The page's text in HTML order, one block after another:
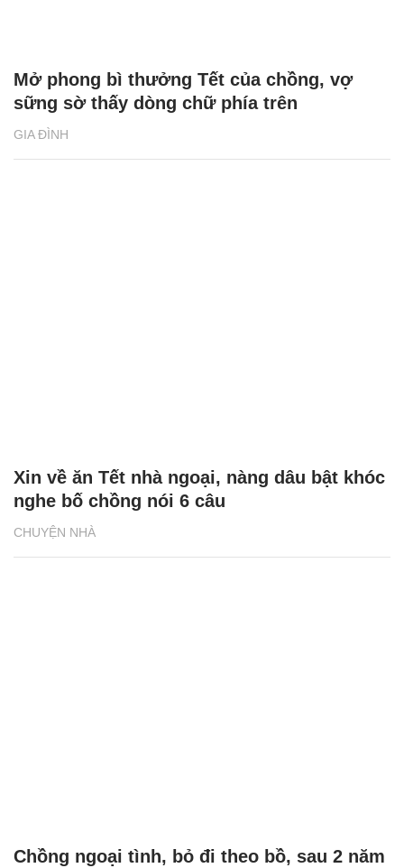
GIA ĐÌNH
Mở phong bì thưởng Tết của chồng, vợ
sững sờ thấy dòng chữ phía trên
CHUYỆN NHÀ
Xin về ăn Tết nhà ngoại, nàng dâu bật khóc
nghe bố chồng nói 6 câu
Chồng ngoại tình, bỏ đi theo bồ, sau 2 năm